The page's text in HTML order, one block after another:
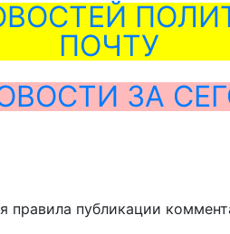
ПОЧТУ
ЗА
публикации